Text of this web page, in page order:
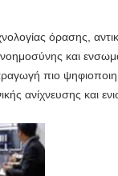
όρασης,
και
πιο
ανίχνευσης και